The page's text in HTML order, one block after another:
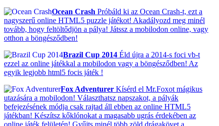
Ocean Crash Próbáld ki az Ocean Crash-t, ezt a
nagyszerű online HTML5 puzzle játékot! Akadályozd meg minél
tovább, hogy feltöltődjön a pálya! Játssz a mobilodon online, vagy
otthon a böngésződben!
Brazil Cup 2014 Éld újra a 2014-s foci vb-t
ezzel az online játékkal a mobilodon vagy a böngésződben! Az
egyik legjobb html5 focis játék !
Fox Adventurer Kísérd el Mr.Foxot mágikus
utazására a mobilodon! Választhatsz napszakot, a pályák
befejezésének módja csak rajtad áll ebben az online HTML5
játékban! Készítsz kőklónokat a magasabb ugrás érdekében az
online játék felületén! Gyűjts minél több zöld drágakövet a